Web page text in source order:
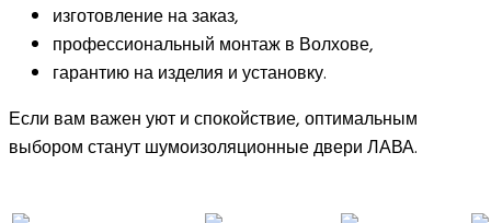
изготовление на заказ,
профессиональный монтаж в Волхове,
гарантию на изделия и установку.
Если вам важен уют и спокойствие, оптимальным
выбором станут шумоизоляционные двери ЛАВА.